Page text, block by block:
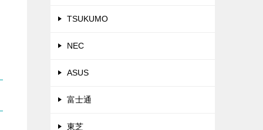
TSUKUMO
NEC
ASUS
富士通
東芝